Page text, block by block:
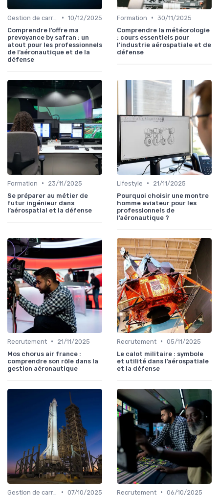
• 10/12/2025
Comprendre l’offre ma
prevoyance by safran : un
atout pour les professionnels
de l’aéronautique et de la
défense
Formation • 30/11/2025
Comprendre la météorologie
: cours essentiels pour
l’industrie aérospatiale et de
défense
Formation •
23/11/2025
Se préparer au métier de
futur ingénieur dans
l’aérospatial et la défense
Lifestyle •
21/11/2025
Pourquoi choisir une montre
homme aviateur pour les
professionnels de
l’aéronautique ?
Recrutement •
21/11/2025
Mos chorus air france :
comprendre son rôle dans la
gestion aéronautique
Recrutement • 05/11/2025
Le calot militaire : symbole
et utilité dans l’aérospatiale
et la défense
• 07/10/2025
Recrutement • 06/10/2025